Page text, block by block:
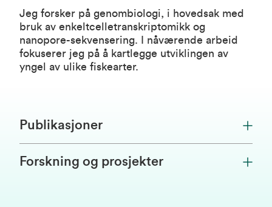
Jeg forsker på genombiologi, i hovedsak med
bruk av enkeltcelletranskriptomikk og
nanopore-sekvensering. I nåværende arbeid
fokuserer jeg på å kartlegge utviklingen av
yngel av ulike fiskearter.
Publikasjoner
Forskning og prosjekter